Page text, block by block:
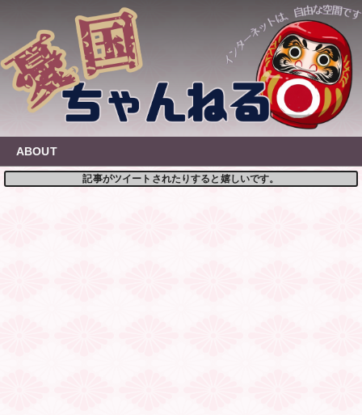
content
ABOUT
記事がツイートされたりすると嬉しいです。